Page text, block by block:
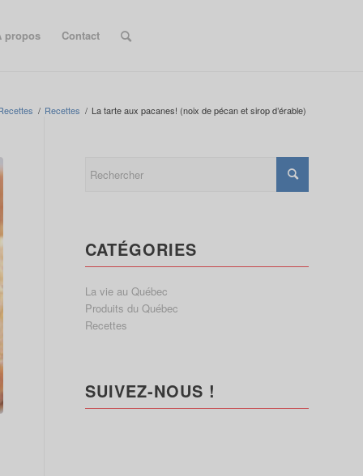
propos Contact
/ Recettes / La tarte aux pacanes! (noix de pécan et sirop d’érable)
CATÉGORIES
La vie au Québec
Produits du Québec
Recettes
SUIVEZ-NOUS !